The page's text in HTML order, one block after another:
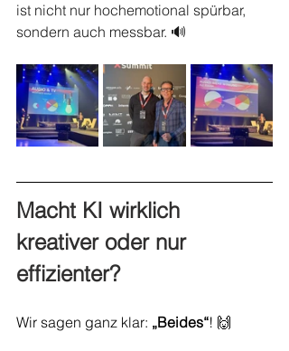
ist nicht nur hochemotional spürbar,
sondern auch messbar. 🔊
Macht KI wirklich
kreativer oder nur
effizienter?
Wir sagen ganz klar: „Beides“! 🙌